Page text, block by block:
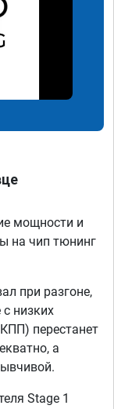
мощности и
на чип тюнинг
при разгоне,
низких
перестанет
а
Stage 1